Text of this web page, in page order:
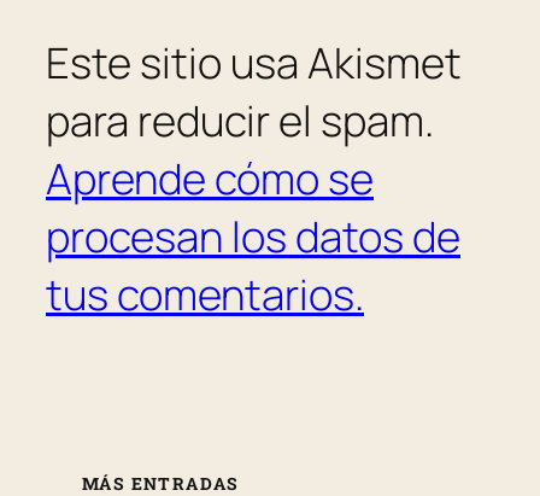
Este sitio usa Akismet
para reducir el spam.
Aprende cómo se
procesan los datos de
tus comentarios.
MÁS ENTRADAS